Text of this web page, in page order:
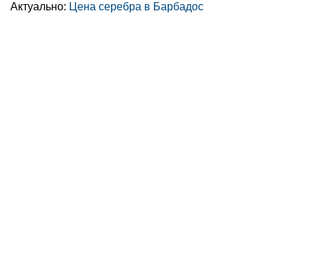
Актуально: Цена серебра в Барбадос